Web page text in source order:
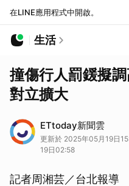
在LINE應用程式中開啟。
生活
撞傷行人罰鍰擬
對立擴大
ETtoday新聞雲
更新於 2025年05月19日
19日02:58
記者周湘芸／台北報導